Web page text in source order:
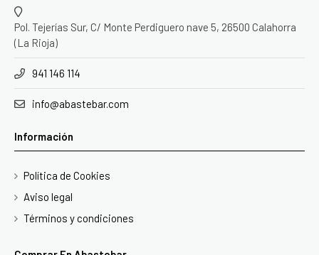
Pol. Tejerías Sur, C/ Monte Perdiguero nave 5, 26500 Calahorra
(La Rioja)
941 146 114
info@abastebar.com
Información
Política de Cookies
Aviso legal
Términos y condiciones